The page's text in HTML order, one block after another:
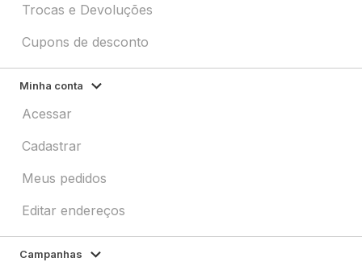
Trocas e Devoluções
Cupons de desconto
Minha conta
Acessar
Cadastrar
Meus pedidos
Editar endereços
Campanhas